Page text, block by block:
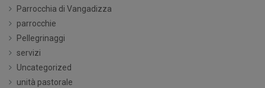
Parrocchia di Vangadizza
parrocchie
Pellegrinaggi
servizi
Uncategorized
unità pastorale